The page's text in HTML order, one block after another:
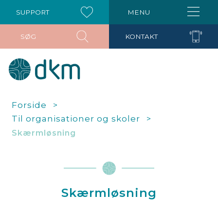
Forside
Til organisationer og skoler
Skærmløsning
Skærmløsning
MENU
SUPPORT
SØG KONTAKT